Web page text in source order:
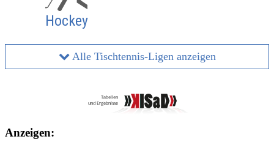
Hockey
Alle Tischtennis-Ligen anzeigen
Anzeigen: